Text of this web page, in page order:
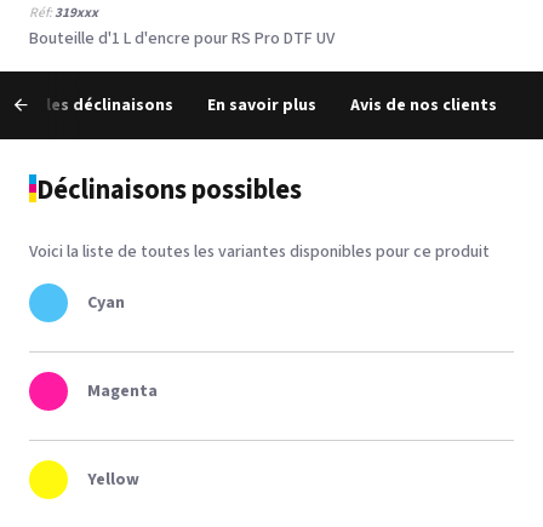
Réf:319xxx
Bouteille d'1 L d'encre pour RS Pro DTF UV
les déclinaisons En savoir plus Avis de nos clients
Déclinaisons possibles
Voici la liste de toutes les variantes disponibles pour ce produit
Cyan
Magenta
Yellow